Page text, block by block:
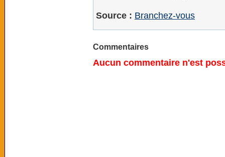
Source : Branchez-vous
Commentaires
Aucun commentaire n'est